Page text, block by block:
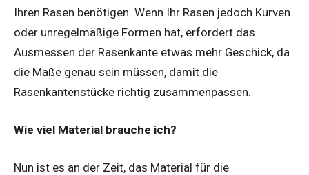
Ihren Rasen benötigen. Wenn Ihr Rasen jedoch Kurven
oder unregelmäßige Formen hat, erfordert das
Ausmessen der Rasenkante etwas mehr Geschick, da
die Maße genau sein müssen, damit die
Rasenkantenstücke richtig zusammenpassen.
Wie viel Material brauche ich?
Nun ist es an der Zeit, das Material für die